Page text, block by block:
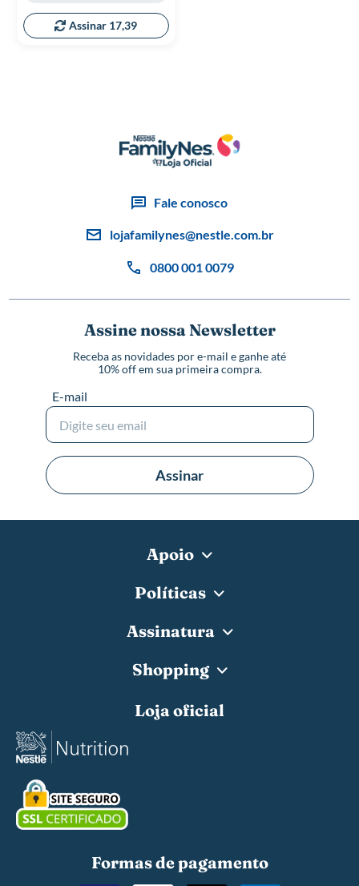
Assinar 17,39
Fale conosco
lojafamilynes@nestle.com.br
0800 001 0079
Assine nossa Newsletter
Receba as novidades por e-mail e ganhe até
10% off em sua primeira compra.
E-mail
Assinar
Apoio
Políticas
Assinatura
Shopping
Loja oficial
Formas de pagamento